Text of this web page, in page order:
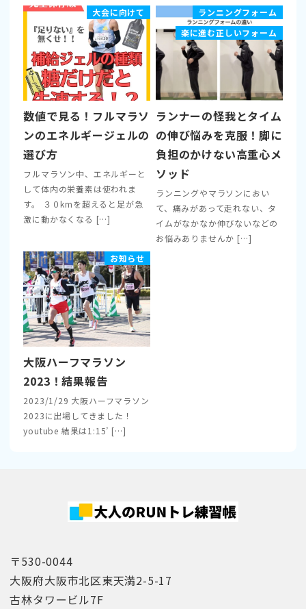
大会に向けて
数値で見る！フルマラソ
ンのエネルギージェルの
選び方
フルマラソン中、エネルギーと
して体内の栄養素は使われま
す。 ３０kmを超えると足が急
激に動かなくなる […]
ランニングフォーム
楽に進む正しいフォーム
ランナーの怪我とタイム
の伸び悩みを克服！脚に
負担のかけない高重心メ
ソッド
ランニングやマラソンにおい
て、痛みがあって走れない、タ
イムがなかなか伸びないなどの
お悩みありませんか […]
お知らせ
大阪ハーフマラソン
2023！結果報告
2023/1/29 大阪ハーフマラソン
2023に出場してきました！
youtube 結果は1:15’ […]
〒530-0044
大阪府大阪市北区東天満2-5-17
古林タワービル7F